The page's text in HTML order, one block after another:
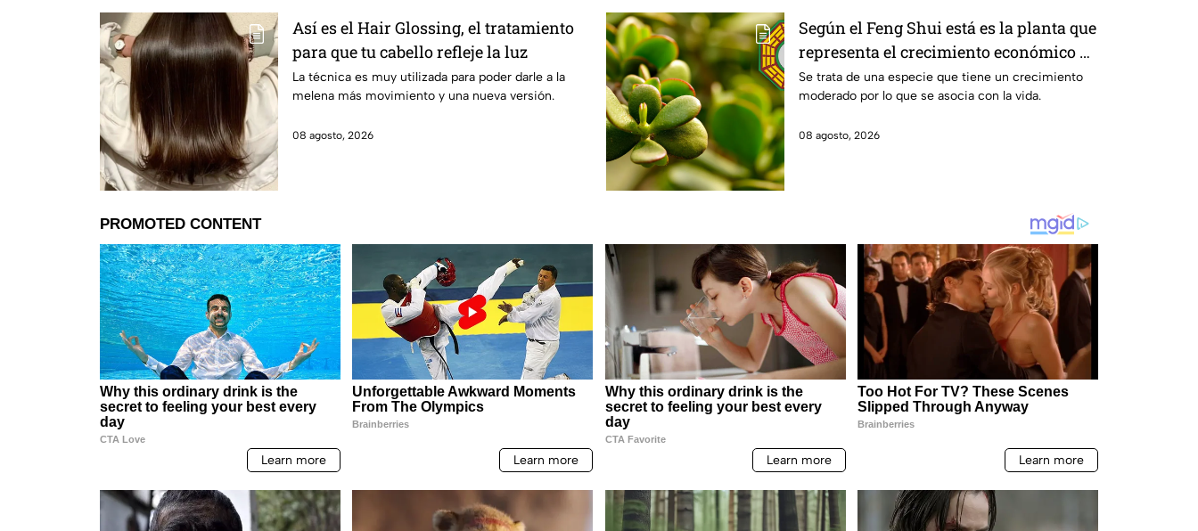
Así es el Hair Glossing, el tratamiento
para que tu cabello refleje la luz
La técnica es muy utilizada para poder darle a la
melena más movimiento y una nueva versión.
08 agosto, 2026
Según el Feng Shui está es la planta que
representa el crecimiento económico y
no es la lengua de suegra
Se trata de una especie que tiene un crecimiento
moderado por lo que se asocia con la vida.
08 agosto, 2026